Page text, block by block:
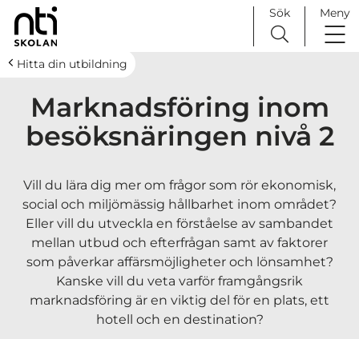
H
Huvudnavigation
Sök Meny
Hitta din utbildning
Marknadsföring inom
besöksnäringen nivå 2
Vill du lära dig mer om frågor som rör ekonomisk,
social och miljömässig hållbarhet inom området?
Eller vill du utveckla en förståelse av sambandet
mellan utbud och efterfrågan samt av faktorer
som påverkar affärsmöjligheter och lönsamhet?
Kanske vill du veta varför framgångsrik
marknadsföring är en viktig del för en plats, ett
hotell och en destination?